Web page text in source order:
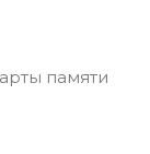
памяти